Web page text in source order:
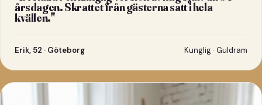
årsdagen. Skrattet från gästerna satt i hela
kvällen."
Erik, 52 · Göteborg Kunglig · Guldram